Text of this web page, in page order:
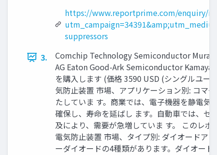
https://www.reportprime.com/enquiry/
suppressors
3.
Comchip Technology Semiconductor
AG Eaton Good-Ark Semiconductor
を購入します (価格 3590 USD (シングルユ
気防止装置 市場、アプリケーション別: コマ
たしていま す。商業では、電子機器を静電
確保し、寿命を延ばし ます。自動車では、
及により、需要が急増していま す。 このレ
電気防止装置 市場、タイプ別: ダイオードア
ーダイオードの4種類があります。ダイオー